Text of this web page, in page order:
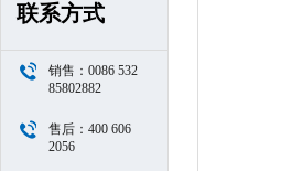
联系方式
销售：0086 532
85802882
售后：400 606
2056